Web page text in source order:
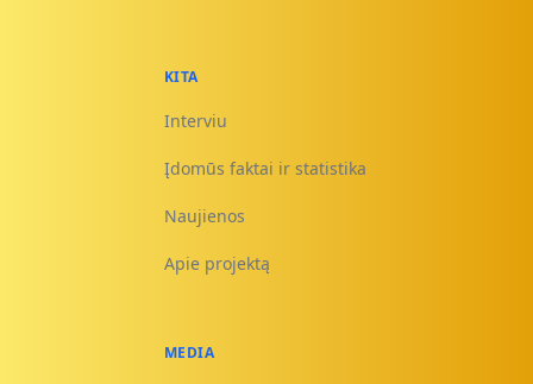
KITA
Interviu
Įdomūs faktai ir statistika
Naujienos
Apie projektą
MEDIA